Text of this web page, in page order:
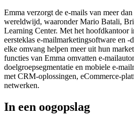
Emma verzorgt de e-mails van meer
wereldwijd, waaronder Mario Batali,
Learning Center. Met het hoofdkantoor
eersteklas e-mailmarketingsoftware en -
elke omvang helpen meer uit hun
functies van Emma omvatten e-
doelgroepsegmentatie en mobiele e-
met CRM-oplossingen, eCommerce-
netwerken.
In een oogopslag